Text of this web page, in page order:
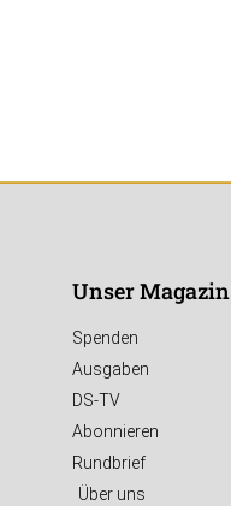
Unser Magazin
Spenden
Ausgaben
DS-TV
Abonnieren
Rundbrief
Über uns